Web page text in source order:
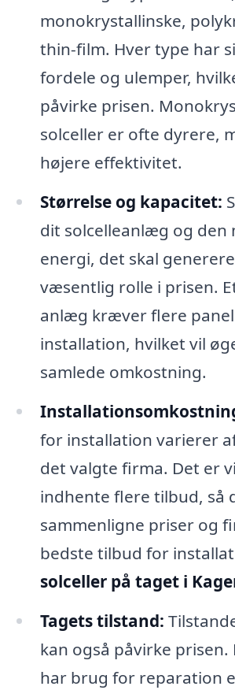
monokrystallinske,
thin-film. Hver type har
fordele og ulemper,
påvirke prisen.
solceller er ofte dyrere,
højere effektivitet.
Størrelse og kapacitet:
dit solcelleanlæg og den
energi, det skal
væsentlig rolle i prisen.
anlæg kræver flere
installation, hvilket vil
samlede omkostning.
for installation varierer
det valgte firma. Det er
indhente flere tilbud, så
sammenligne priser og
bedste tilbud for
solceller på taget i
Tagets tilstand:
kan også påvirke prisen.
har brug for reparation